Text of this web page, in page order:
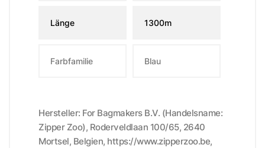
Länge 1300m
Farbfamilie Blau
Hersteller: For Bagmakers B.V. (Handelsname:
Zipper Zoo), Roderveldlaan 100/65, 2640
Mortsel, Belgien, https://www.zipperzoo.be,